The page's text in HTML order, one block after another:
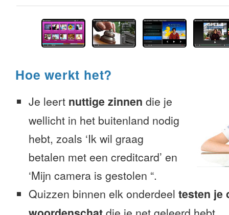
Hoe werkt het?
Je leert nuttige zinnen die je
wellicht in het buitenland nodig
hebt, zoals ‘Ik wil graag
betalen met een creditcard’ en
‘Mijn camera is gestolen “.
Quizzen binnen elk onderdeel testen je